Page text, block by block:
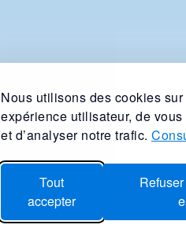
Nous utilisons des cookies
expérience utilisateur, de
et d’analyser notre trafic.
Tout
accepter